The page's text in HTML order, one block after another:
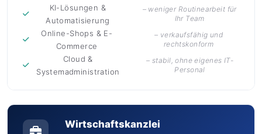
KI-Lösungen &
Automatisierung
– weniger Routinearbeit für
Ihr Team
Online-Shops & E-
Commerce
– verkaufsfähig und
rechtskonform
Cloud &
Systemadministration
– stabil, ohne eigenes IT-
Personal
Wirtschaftskanzlei